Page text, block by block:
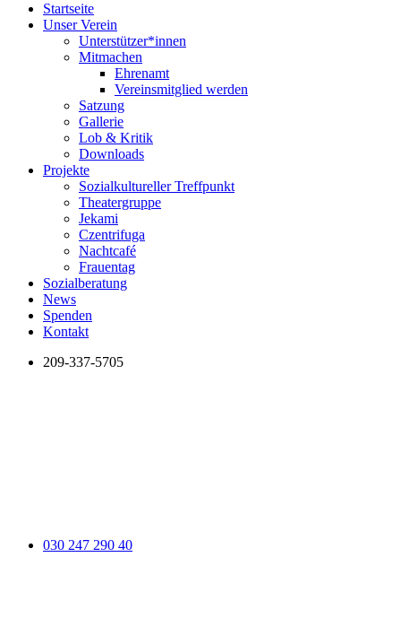
Startseite
Unser Verein
Unterstützer*innen
Mitmachen
Ehrenamt
Vereinsmitglied werden
Satzung
Gallerie
Lob & Kritik
Downloads
Projekte
Sozialkultureller Treffpunkt
Theatergruppe
Jekami
Czentrifuga
Nachtcafé
Frauentag
Sozialberatung
News
Spenden
Kontakt
209-337-5705
030 247 290 40